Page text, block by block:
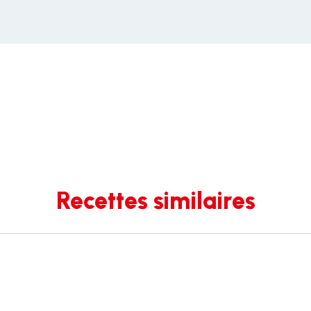
Recettes similaires